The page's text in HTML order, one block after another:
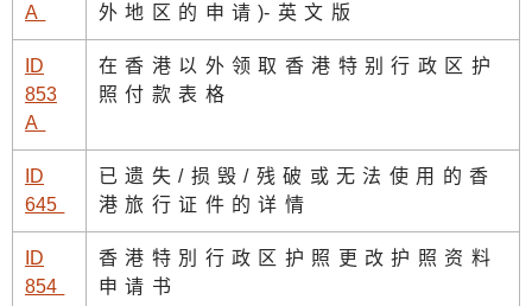
A
外地区的申请)-英文版
ID
853
A
在香港以外领取香港特别行政区护
照付款表格
ID
645
已遗失/损毁/残破或无法使用的香
港旅行证件的详情
ID
854
香港特別行政区护照更改护照资料
申请书